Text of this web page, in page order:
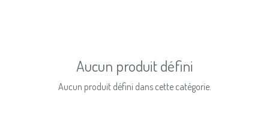
Aucun produit défini
Aucun produit défini dans cette catégorie.